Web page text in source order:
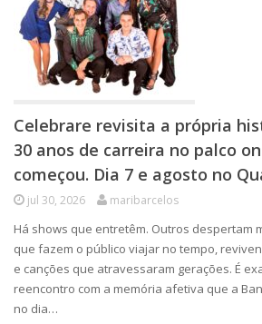
Celebrare revisita a própria
30 anos de carreira no palco
começou. Dia 7 e agosto no
jul 30, 2026 maribarcelos
Há shows que entretêm. Outros despertam
que fazem o público viajar no tempo,
e canções que atravessaram gerações. É
reencontro com a memória afetiva que a
no dia…